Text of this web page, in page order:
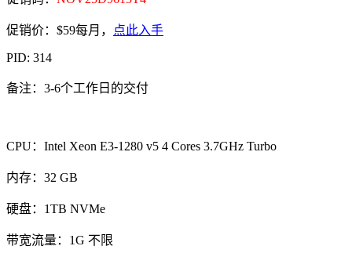
促销价：$59每月， 点此入手
PID: 314
备注：3-6个工作日的交付
CPU：Intel Xeon E3-1280 v5 4 Cores 3.7GHz Turbo
内存：32 GB
硬盘：1TB NVMe
带宽流量：1G 不限